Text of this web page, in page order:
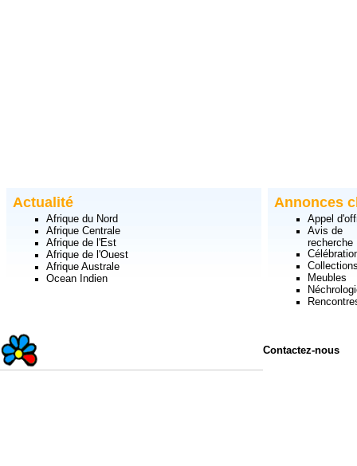
Actualité
Afrique du Nord
Afrique Centrale
Afrique de l'Est
Afrique de l'Ouest
Afrique Australe
Ocean Indien
Annonces
Appel
Avis de
recherche
Meubles
Contactez-nous